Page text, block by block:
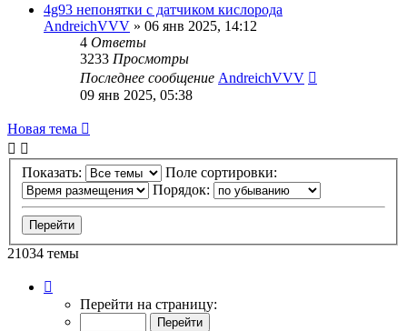
4g93 непонятки с датчиком кислорода
AndreichVVV » 06 янв 2025, 14:12
4 Ответы
3233 Просмотры
Последнее сообщение AndreichVVV
09 янв 2025, 05:38
Новая тема
Показать:
Поле сортировки:
Порядок:
21034 темы
Перейти на страницу: